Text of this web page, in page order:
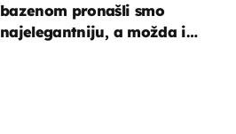
bazenom pronašli smo
najelegantniju, a možda i